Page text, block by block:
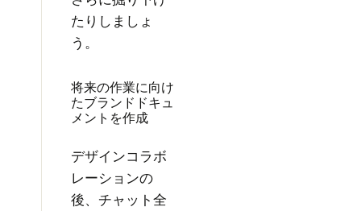
たりしましょ
う。
将来の作業に向け
たブランドドキュ
メントを作成
デザインコラボ
レーションの
後、チャット全